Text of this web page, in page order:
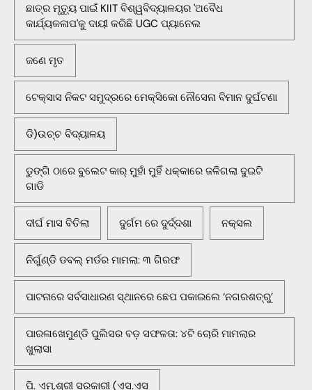
ଛାତ୍ର ମୃତ୍ୟୁ ପାଇଁ KIIT ବିଶ୍ୱବିଦ୍ୟାଳୟର 'ଅବୈଧ
କାର୍ଯ୍ୟକଳାପ'କୁ ଦାୟୀ କରିଛି UGC ପ୍ୟାନେଲ
ଜଣେ ମୃତ
ଟେକ୍ସାସ ନିକଟ ସମୁଦ୍ରରେ ମେକ୍ସିକୋ ନୌସେନା ବିମାନ ଦୁର୍ଘଟଣା
ଡି)ଉଚ୍ଚ ବିଦ୍ୟାଳୟ
ଡୁଙ୍ଗି ଠାରେ ବୁଲେଟ କାର୍ ମୁହାଁ ମୁହିଁ ଧକ୍କାରେ ଜଳିଗଲା ଦୁଇଟି
ଗାଡି
ଦୀର୍ଘ ମାସ ବିତିଲା ଦୁର୍ଗମ ରେ ଦୁର୍ଦ୍ଦଶା ନକ୍ସଲ
ନିର୍ଗୁଣ୍ଡି ଡବଲ୍ ମର୍ଡର ମାମଲା: ୩ ଗିରଫ
ପାଟନାରେ ସର୍ବସାଧାରଣ ସ୍ଥାନରେ ଛେପ ପକାଇଲେ ‘ନଗରଶତ୍ରୁ’
ପାରଳାଖେମୁଣ୍ଡି ପୁଲିସର ବଡ଼ ସଫଳତା: ୪ଟି ଚୋରି ମାମଲାର
ଖୁଲାସା
ପି. ଏମ୍.ଶ୍ରୀ ସରକାରୀ (ଏସ.ଏସ